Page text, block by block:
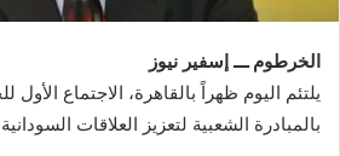
الخرطوم ـــ إسفير نيوز
يلتئم اليوم ظهراً بالقاهرة، الاجتماع
بالمبادرة الشعبية لتعزيز العلاقات